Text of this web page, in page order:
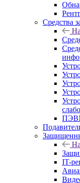
Средства
IT-